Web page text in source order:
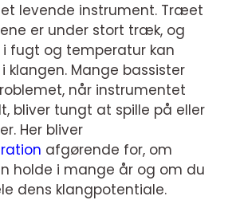
et levende instrument. Træet
er under stort træk, og
fugt og temperatur kan
klangen. Mange bassister
når instrumentet
bliver tungt at spille på eller
Her bliver
afgørende for, om
holde i mange år og om du
dens klangpotentiale.